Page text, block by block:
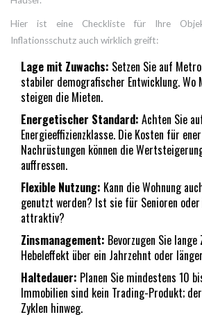
Hier ist eine Checkliste für Ihre
Inflationsschutz auch wirklich greift:
Lage mit Zuwachs: Setzen Sie auf
stabiler demografischer Entwicklung. Wo
steigen die Mieten.
Energetischer Standard: Achten Sie
Energieeffizienzklasse. Die Kosten für
Nachrüstungen können die
auffressen.
Flexible Nutzung: Kann die Wohnung
genutzt werden? Ist sie für Senioren
attraktiv?
Zinsmanagement: Bevorzugen Sie
Hebeleffekt über ein Jahrzehnt oder
Haltedauer: Planen Sie mindestens 10
Immobilien sind kein Trading-Produkt;
Zyklen hinweg.